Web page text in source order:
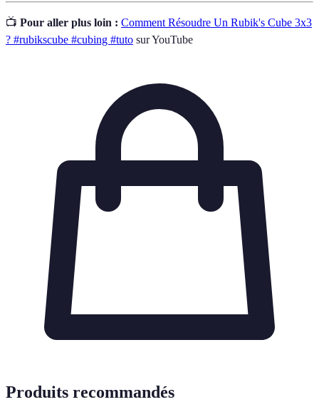
📺 Pour aller plus loin : Comment Résoudre Un Rubik's Cube 3x3
? #rubikscube #cubing #tuto sur YouTube
Produits recommandés